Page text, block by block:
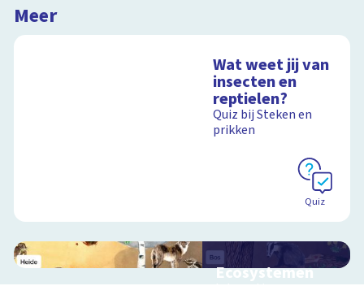
Meer
Wat weet jij van
insecten en
reptielen?
Quiz bij Steken en
prikken
Quiz
Ecosystemen
Interactieve